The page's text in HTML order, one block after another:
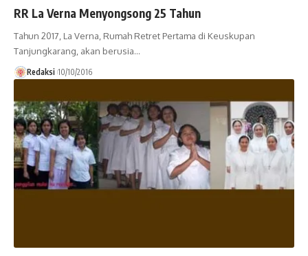
RR La Verna Menyongsong 25 Tahun
Tahun 2017, La Verna, Rumah Retret Pertama di Keuskupan
Tanjungkarang, akan berusia…
Redaksi 10/10/2016